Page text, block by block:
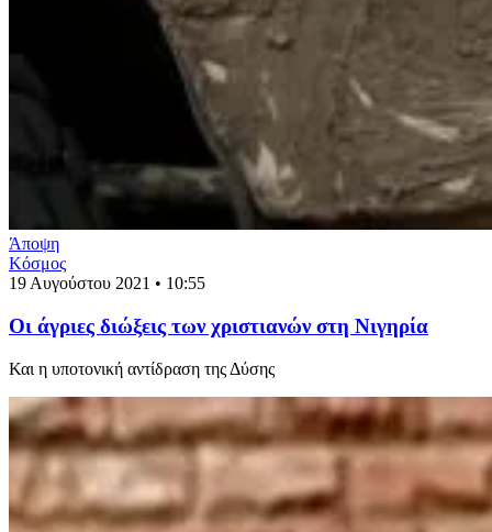
Άποψη
Κόσμος
19 Αυγούστου 2021 • 10:55
Οι άγριες διώξεις των χριστιανών στη Νιγηρία
Και η υποτονική αντίδραση της Δύσης